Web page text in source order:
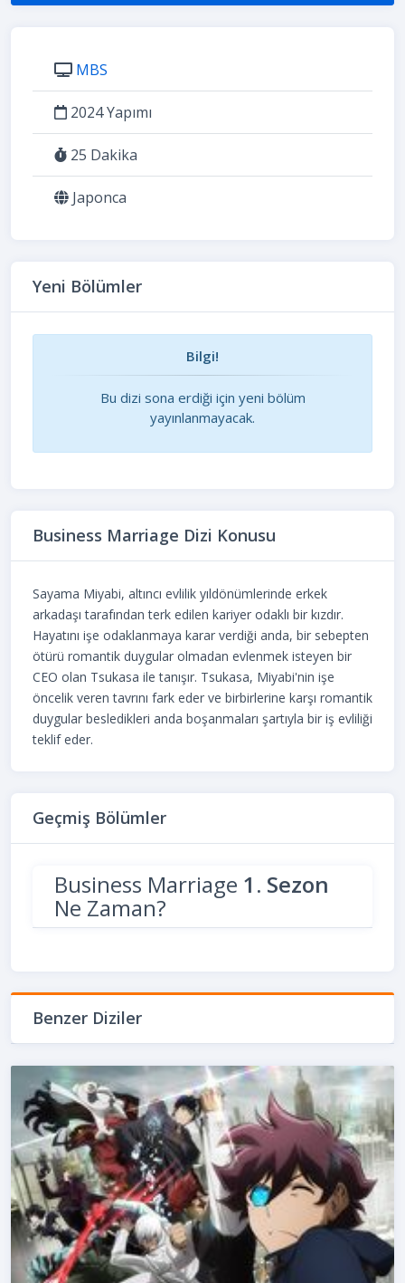
MBS
2024 Yapımı
25 Dakika
Japonca
Yeni Bölümler
Bilgi!
Bu dizi sona erdiği için yeni bölüm
yayınlanmayacak.
Business Marriage Dizi Konusu
Sayama Miyabi, altıncı evlilik yıldönümlerinde erkek
arkadaşı tarafından terk edilen kariyer odaklı bir kızdır.
Hayatını işe odaklanmaya karar verdiği anda, bir sebepten
ötürü romantik duygular olmadan evlenmek isteyen bir
CEO olan Tsukasa ile tanışır. Tsukasa, Miyabi'nin işe
öncelik veren tavrını fark eder ve birbirlerine karşı romantik
duygular besledikleri anda boşanmaları şartıyla bir iş evliliği
teklif eder.
Geçmiş Bölümler
Business Marriage 1. Sezon
Ne Zaman?
Benzer Diziler